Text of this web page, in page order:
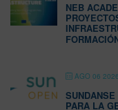
NEB
AGO 06 2026
PARA LA